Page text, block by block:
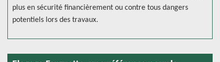
plus en sécurité financièrement ou contre tous dangers
potentiels lors des travaux.